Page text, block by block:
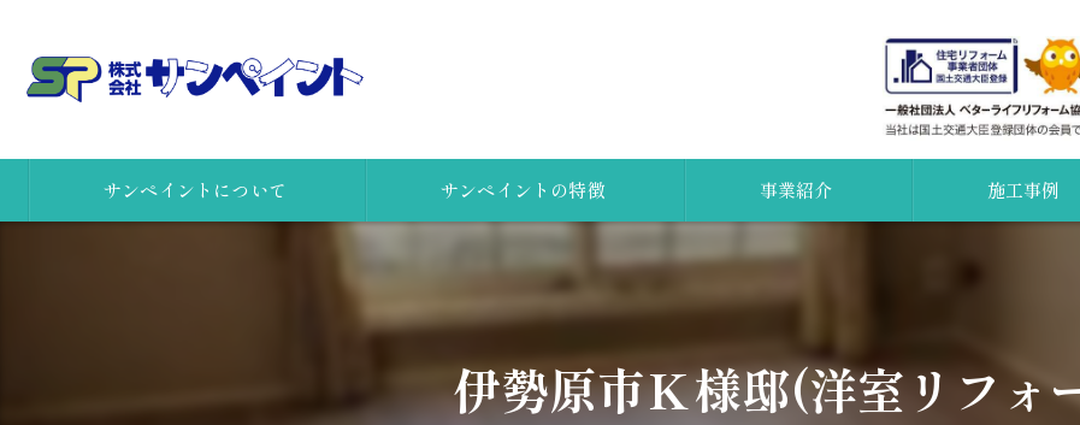
サンペイントについて サンペイントの特徴
安心リフォームの証
高所点検ロボットカメラ
事業紹介
水廻り
施工事例
伊勢原市Ｋ様邸(洋室リフォ